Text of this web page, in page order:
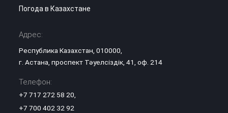
Погода в Казахстане
Адрес:
Республика Казахстан, 010000,
г. Астана, проспект Тәуелсіздік, 41, оф. 214
Телефон:
+7 717 272 58 20,
+7 700 402 32 92